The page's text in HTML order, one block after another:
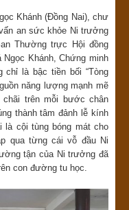
Khánh (Đồng Nai), chư
an sức khỏe Ni trưởng
Thường trực Hội đồng
Khánh, Chứng minh
chỉ là bậc tiền bối “Tòng
năng lượng mạnh mẽ
trên mỗi bước chân
thành tâm đảnh lễ kính
là cội tùng bóng mát cho
qua từng cái vỗ đầu Ni
tận của Ni trưởng đã
con đường tu học.